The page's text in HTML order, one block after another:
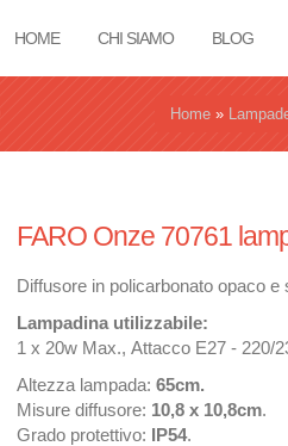
HOME CHI SIAMO BLOG
Tu sei qui
Home »
FARO Onze 70761
Diffusore in policarbonato opaco
Lampadina utilizzabile:
1 x 20w Max., Attacco E27 - 220/
Altezza lampada: 65cm.
Misure diffusore: 10,8 x 10,8cm.
Grado protettivo: IP54.